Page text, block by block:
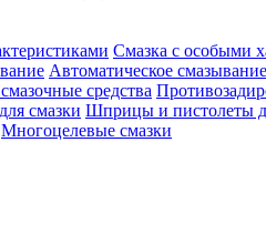
Смазка с особыми
Автоматическое смазывание
Шприцы и пистолеты
Многоцелевые смазки